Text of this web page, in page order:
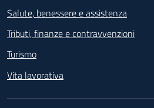
Salute, benessere e assistenza
Tributi, finanze e contravvenzioni
Turismo
Vita lavorativa